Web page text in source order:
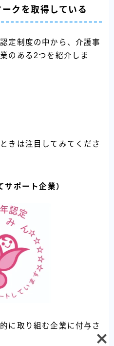
Me
クを取得している
定制度の中から、介護事
のある2つを紹介しま
きは注目してみてくださ
サポート企業）
に取り組む企業に付与さ